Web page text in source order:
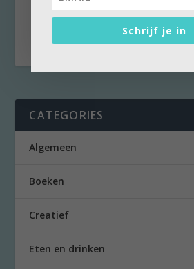
maakt van het vasteland.
CATEGORIES
Algemeen
Boeken
Creatief
Eten en drinken
Schrijf je in